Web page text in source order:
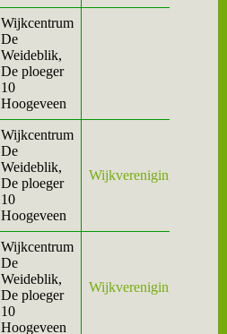
Wijkcentrum
De
Weideblik,
De ploeger
10
Hoogeveen
Wijkcentrum
De
Weideblik,
De ploeger
10
Hoogeveen
Wijkvereniging
Wijkcentrum
De
Weideblik,
De ploeger
10
Hoogeveen
Wijkvereniging